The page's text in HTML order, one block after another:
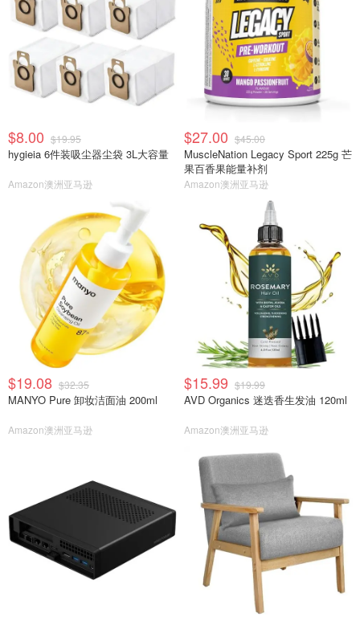
$8.00 $19.95
hygieia 6件装吸尘器尘袋 3L大容量
Amazon澳洲亚马逊
$27.00 $45.00
MuscleNation Legacy Sport 225g 芒
果百香果能量补剂
Amazon澳洲亚马逊
$19.08 $32.35
MANYO Pure 卸妆洁面油 200ml
Amazon澳洲亚马逊
$15.99 $19.99
AVD Organics 迷迭香生发油 120ml
Amazon澳洲亚马逊